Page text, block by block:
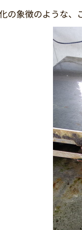
の象徴のような、